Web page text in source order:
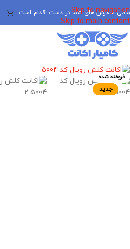
Skip to navigation
Skip to main content
سفارش های شما در دست اقدام است
فروخته شده
جدید
برای بزرگنمایی کلیک کنید